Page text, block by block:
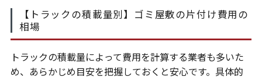
【トラックの積載量別】ゴミ屋敷の片付け費用の
相場
トラックの積載量によって費用を計算する業者も多いた
め、あらかじめ目安を把握しておくと安心です。具体的